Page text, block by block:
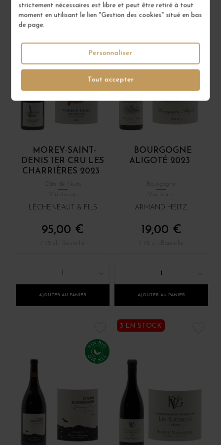
strictement nécessaires est libre et peut être retiré à tout
moment en utilisant le lien "Gestion des cookies" situé en bas
de page.
Tout accepter
Personnaliser
MOREY-SAINT-
DENIS 1ER CRU LES
CHARRIÈRES 2023
LÉCHENEAUT & FILS
95,00 €
1
AJOUTER AU PANIER
BOURGOGNE
ALIGOTÉ 2023
ARMAND HEITZ
19,00 €
1
AJOUTER AU PANIER
3 EN STOCK